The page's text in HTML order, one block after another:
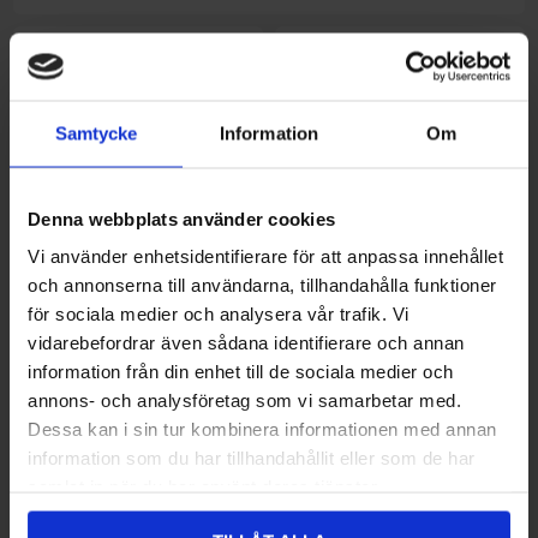
Samtycke Information Om
Denna webbplats använder cookies
Vi använder enhetsidentifierare för att anpassa innehållet
och annonserna till användarna, tillhandahålla funktioner
för sociala medier och analysera vår trafik. Vi
vidarebefordrar även sådana identifierare och annan
information från din enhet till de sociala medier och
annons- och analysföretag som vi samarbetar med.
Dessa kan i sin tur kombinera informationen med annan
information som du har tillhandahållit eller som de har
Hjälm Just1 J-22 Matt Svart
3.296,00 kr1.195,00 kr Kawasaki KLE500 2026
72.900,00 kr